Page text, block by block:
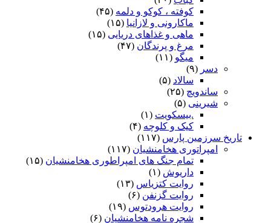
کوفته ، کوکو و دلمه (۴۵)
ماکارونی و لازانیا (۱۵)
ماهی و غذاهای دریایی (۱۵)
مرغ و پرندگان (۴۷)
میگو (۱۱)
دسر (۹)
سالاد (۵)
ساندویچ (۲۵)
شیرینی (۵)
.بیسکویت (۱)
کیک و کلوچه (۴)
تاریخ سرزمین پارس (۱۱۷)
امپراتوری هخامنشیان (۱۱۷)
تمام جنگ های امپراطوری هخامنشیان (۱۵)
داریوش (۱)
روایت کتزیاس (۱۳)
روایت گزنفن (۶)
روایت هرودتوس (۱۹)
شجره نامه هخامنشیان (۶)